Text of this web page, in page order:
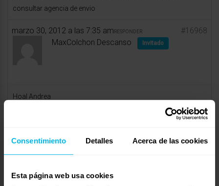
Consentimiento Detalles Acerca de las cookies
Esta página web usa cookies
consultar agencia de envio
marzo 30, 2012 a las 7:35 am #16968
RESPONDER
MaxColchon Descanso Invitado
Hoal Andrea
En Maxcolchon disponemos de nuestro modelo Sensity.
Está fabricado con un núcleo que contiene 5 capas diferentes,